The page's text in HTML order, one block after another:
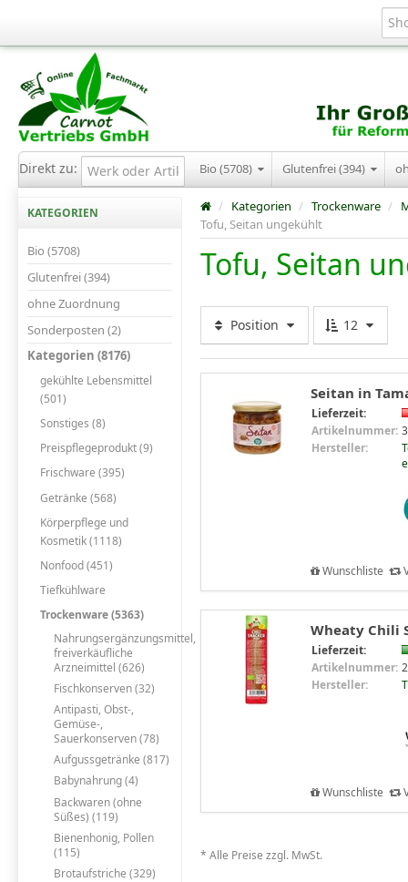
Direkt zu: Bio (5708) Glutenfrei (394)
KATEGORIEN
Bio (5708)
Glutenfrei (394)
ohne Zuordnung
Sonderposten (2)
Kategorien (8176)
gekühlte Lebensmittel
(501)
Sonstiges (8)
Preispflegeprodukt (9)
Frischware (395)
Getränke (568)
Körperpflege und
Kosmetik (1118)
Nonfood (451)
Tiefkühlware
Trockenware (5363)
Nahrungsergänzungsmittel,
freiverkäufliche
Arzneimittel (626)
Fischkonserven (32)
Antipasti, Obst-,
Gemüse-,
Sauerkonserven (78)
Aufgussgetränke (817)
Babynahrung (4)
Backwaren (ohne
Süßes) (119)
Bienenhonig, Pollen
(115)
Brotaufstriche (329)
/ Kategorien / Trockenware /
Tofu, Seitan ungekühlt
Tofu, Seitan
Position 12
Seitan in
Lieferzeit:
Artikelnummer:
Hersteller:
Wunschliste
Wheaty Chili
Lieferzeit:
Artikelnummer:
Hersteller:
Wunschliste
* Alle Preise zzgl. MwSt.